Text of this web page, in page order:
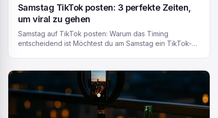
Samstag TikTok posten: 3 perfekte Zeiten,
um viral zu gehen
Samstag auf TikTok posten: Warum das Timing
entscheidend ist Möchtest du am Samstag ein TikTok-
genau diese Frage. TikTok ist eine schnelllebige Social-
Media-Plattform, und der Zeitpunkt deines Posts kann
einen großen Unterschied für die Reichweite
ausmachen. […]